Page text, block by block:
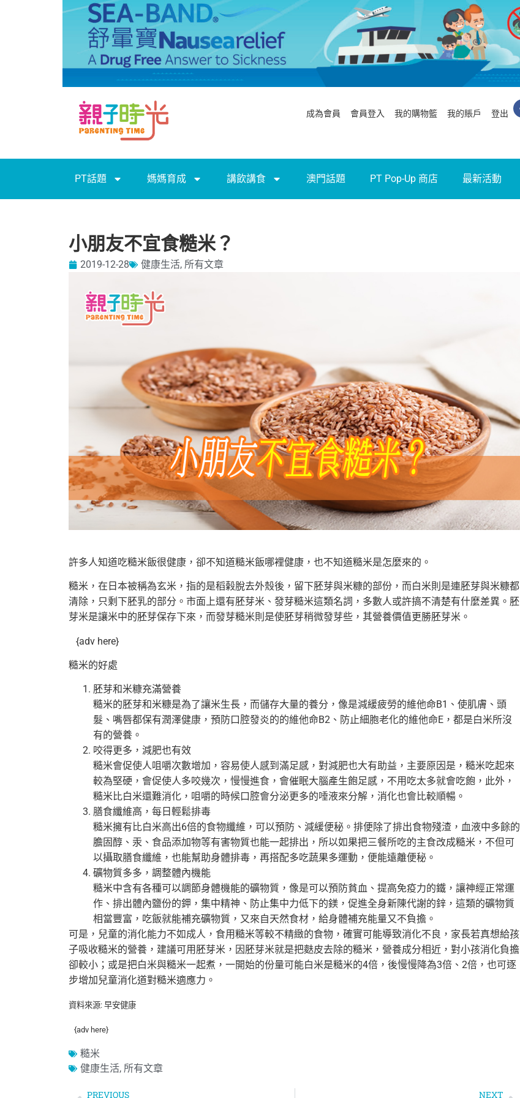
成為會員 會員登入 我的購物籃 我的賬戶 登出
PT話題 媽媽育成 講飲講食 澳門話題 PT Pop-Up 商店 最新活動
小朋友不宜食糙米？
2019-12-28 健康生活, 所有文章
許多人知道吃糙米飯很健康，卻不知道糙米飯哪裡健康，也不知道糙米是怎麼來的。
糙米，在日本被稱為玄米，指的是稻榖脫去外殼後，留下胚芽與米糠的部份，而白米則是連胚芽與米糠都
清除，只剩下胚乳的部分。市面上還有胚芽米、發芽糙米這類名詞，多數人或許搞不清楚有什麼差異。胚
芽米是讓米中的胚芽保存下來，而發芽糙米則是使胚芽稍微發芽些，其營養價值更勝胚芽米。
{adv here}
糙米的好處
胚芽和米糠充滿營養
糙米的胚芽和米糠是為了讓米生長，而儲存大量的養分，像是減緩疲勞的維他命B1、使肌膚、頭
髮、嘴唇都保有潤澤健康，預防口腔發炎的的維他命B2、防止細胞老化的維他命E，都是白米所沒
有的營養。
咬得更多，減肥也有效
糙米會促使人咀嚼次數增加，容易使人感到滿足感，對減肥也大有助益，主要原因是，糙米吃起來
較為堅硬，會促使人多咬幾次，慢慢進食，會催眠大腦產生飽足感，不用吃太多就會吃飽，此外，
糙米比白米還難消化，咀嚼的時候口腔會分泌更多的唾液來分解，消化也會比較順暢。
膳食纖維高，每日輕鬆排毒
糙米擁有比白米高出6倍的食物纖維，可以預防、減緩便秘。排便除了排出食物殘渣，血液中多餘的
膽固醇、汞、食品添加物等有害物質也能一起排出，所以如果把三餐所吃的主食改成糙米，不但可
以攝取膳食纖維，也能幫助身體排毒，再搭配多吃蔬果多運動，便能遠離便秘。
礦物質多多，調整體內機能
糙米中含有各種可以調節身體機能的礦物質，像是可以預防貧血、提高免疫力的鐵，讓神經正常運
作、排出體內鹽份的鉀，集中精神、防止集中力低下的鎂，促進全身新陳代謝的鋅，這類的礦物質
相當豐富，吃飯就能補充礦物質，又來自天然食材，給身體補充能量又不負擔。
可是，兒童的消化能力不如成人，食用糙米等較不精緻的食物，確實可能導致消化不良，家長若真想給孩
子吸收糙米的營養，建議可用胚芽米，因胚芽米就是把麩皮去除的糙米，營養成分相近，對小孩消化負擔
卻較小；或是把白米與糙米一起煮，一開始的份量可能白米是糙米的4倍，後慢慢降為3倍、2倍，也可逐
步增加兒童消化道對糙米適應力。
資料來源: 早安健康
{adv here}
糙米
健康生活, 所有文章
PREVIOUS NEXT